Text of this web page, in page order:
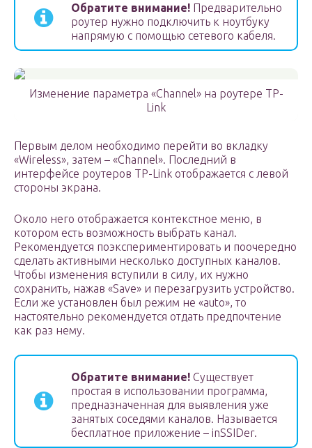
Обратите внимание! Предварительно
роутер нужно подключить к ноутбуку
напрямую с помощью сетевого кабеля.
Изменение параметра «Channel» на роутере TP-
Link
Первым делом необходимо перейти во вкладку
«Wireless», затем – «Channel». Последний в
интерфейсе роутеров TP-Link отображается с левой
стороны экрана.
Около него отображается контекстное меню, в
котором есть возможность выбрать канал.
Рекомендуется поэкспериментировать и поочередно
сделать активными несколько доступных каналов.
Чтобы изменения вступили в силу, их нужно
сохранить, нажав «Save» и перезагрузить устройство.
Если же установлен был режим не «auto», то
настоятельно рекомендуется отдать предпочтение
как раз нему.
Обратите внимание! Существует
простая в использовании программа,
предназначенная для выявления уже
занятых соседями каналов. Называется
бесплатное приложение – inSSIDer.